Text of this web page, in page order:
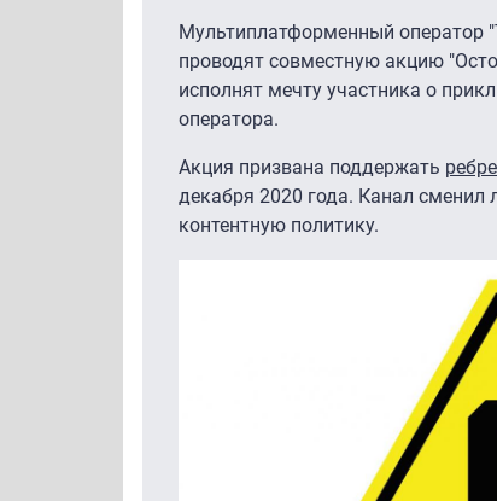
Мультиплатформенный оператор
проводят совместную акцию
исполнят мечту участника о
оператора.
Акция призвана поддержать
декабря 2020 года. Канал сменил
контентную политику.